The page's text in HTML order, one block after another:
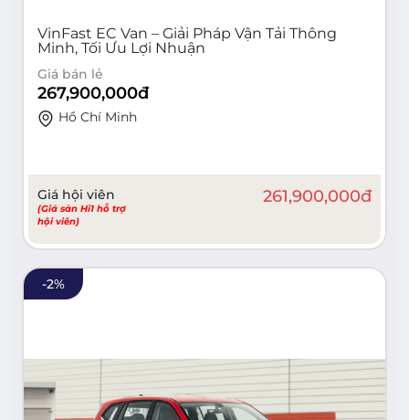
VinFast EC Van – Giải Pháp Vận Tải Thông
Minh, Tối Ưu Lợi Nhuận
Giá bán lẻ
267,900,000đ
Hồ Chí Minh
Giá hội viên
(Giá sàn Hi1 hỗ trợ
hội viên)
261,900,000đ
-2%